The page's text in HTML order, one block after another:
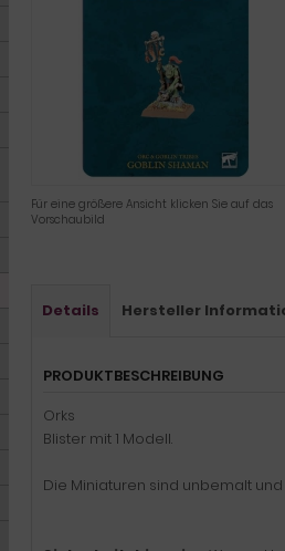
Für eine größere Ansicht klicken Sie auf das
Vorschaubild
Details Hersteller
PRODUKTBESCHREIBUNG
Orks
Blister mit 1 Modell.
Die Miniaturen sind unbemalt